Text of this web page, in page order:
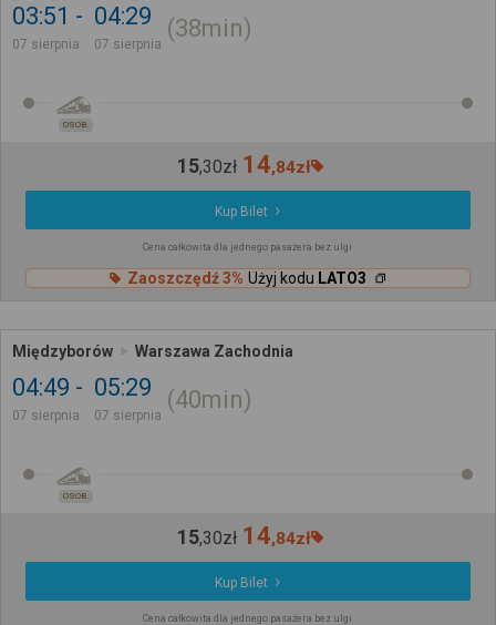
03:51
07 sierpnia
04:29
07 sierpnia
38min
OSOB.
15,30zł 14,84zł
Kup Bilet
Cena całkowita dla jednego pasażera bez ulgi
Zaoszczędź 3% Użyj kodu LATO3
Międzyborów Warszawa Zachodnia
04:49
07 sierpnia
05:29
07 sierpnia
40min
OSOB.
15,30zł 14,84zł
Kup Bilet
Cena całkowita dla jednego pasażera bez ulgi